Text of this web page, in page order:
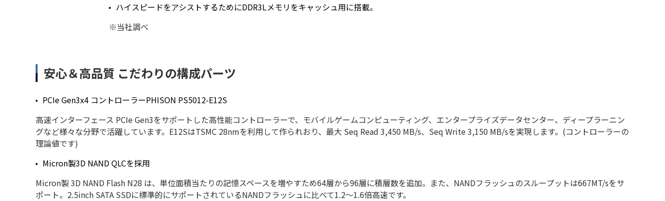
ハイスピードをアシストするためにDDR3Lメモリをキャッシュ用に搭載。
※当社調べ
安心＆高品質 こだわりの構成パーツ
PCIe Gen3x4 コントローラーPHISON PS5012-E12S
高速インターフェース PCIe Gen3をサポートした高性能コントローラーで、モバイルゲームコンピューティング、エンタープライズデータセンター、ディープラーニン
グなど様々な分野で活躍しています。E12SはTSMC 28nmを利用して作られおり、最大 Seq Read 3,450 MB/s、Seq Write 3,150 MB/sを実現します。(コントローラーの
理論値です)
Micron製3D NAND QLCを採用
Micron製 3D NAND Flash N28 は、単位面積当たりの記憶スペースを増やすため64層から96層に積層数を追加。また、NANDフラッシュのスループットは667MT/sをサ
ポート。2.5inch SATA SSDに標準的にサポートされているNANDフラッシュに比べて1.2～1.6倍高速です。